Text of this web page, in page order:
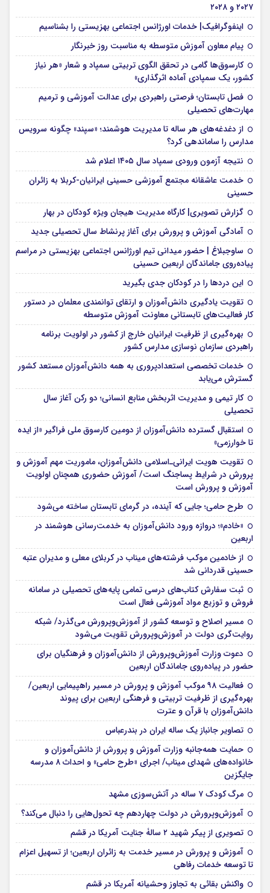
۲۰۲۷ و ۲۰۲۸
اینفوگرافیک| خدمات اورژانس اجتماعی بهزیستی را بشناسیم
پیام معاون آموزش متوسطه به مناسبت روز خبرنگار
کارسوق‌ها گامی در تحقق الگوی تربیتی سمپاد و شعار «هر نیاز
کشور، یک سمپادی آماده اثرگذاری»
فصل تابستان؛ فرصتی راهبردی برای عدالت آموزشی و ترمیم
مهارت‌های تحصیلی
از دغدغه‌های هر ساله تا مدیریت هوشمند؛ «سپند» چگونه سرویس
مدارس را ساماندهی کرد؟
نتیجه آزمون ورودی سمپاد سال ۱۴۰۵ اعلام شد
خدمت عاشقانه مجتمع آموزشی‌ حسینی ایرانیان-کربلا به زائران
حسینی
گزارش تصویری| کارگاه مدیریت هیجان ویژه کودکان در بهار
آمادگی آموزش و پرورش برای آغاز پرنشاط سال تحصیلی جدید
ساوجبلاغ | حضور میدانی تیم اورژانس اجتماعی بهزیستی در مراسم
پیاده‌روی جاماندگان اربعین حسینی
این درد‌ها را در کودکان جدی بگیرید
تقویت یادگیری دانش‌آموزان و ارتقای توانمندی معلمان در دستور
کار فعالیت‌های تابستانی معاونت آموزش متوسطه
بهره‌گیری از ظرفیت ایرانیان خارج از کشور در اولویت برنامه
راهبردی سازمان نوسازی مدارس کشور
خدمات تخصصی استعدادپروری به همه دانش‌آموزان مستعد کشور
گسترش می‌یابد
کار تیمی و مدیریت اثربخش منابع انسانی؛ دو رکن آغاز سال
تحصیلی
استقبال گسترده دانش‌آموزان از دومین کارسوق ملی فراگیر «از ایده
تا خوارزمی»
تقویت هویت ایرانی‌ـ‌اسلامی دانش‌آموزان، ماموریت مهم آموزش و
پرورش در شرایط پساجنگ است/ آموزش حضوری همچنان اولویت
آموزش و پرورش است
طرح حامی؛ جایی که آینده، در گرمای تابستان ساخته می‌شود
«خادم»؛ دروازه ورود دانش‌آموزان به خدمت‌رسانی هوشمند در
اربعین
از خادمین موکب فرشته‌های میناب در کربلای معلی و مدیران عتبه
حسینی قدردانی شد
ثبت سفارش کتاب‌های درسی تمامی پایه‌های تحصیلی در سامانه
فروش و توزیع مواد آموزشی فعال است
مسیر اصلاح و توسعه کشور از آموزش‌وپرورش می‌گذرد/ شبکه
روایت‌‌گری دولت در آموزش‌وپرورش تقویت می‌شود
دعوت وزارت آموزش‌وپرورش از دانش‌آموزان و فرهنگیان برای
حضور در پیاده‌روی جاماندگان اربعین
فعالیت ۹۸ موکب آموزش و پرورش در مسیر راهپیمایی اربعین/
بهره‌گیری از ظرفیت تربیتی و فرهنگی اربعین برای پیوند
دانش‌آموزان با قرآن و عترت
تصاویر جانباز یک ساله ایران در بندرعباس
حمایت همه‌جانبه وزارت آموزش و پرورش از دانش‌آموزان و
خانواده‌های شهدای میناب/ اجرای «طرح حامی» و احداث ۸ مدرسه
جایگزین
مرگ کودک ۷ ساله در آتش‌سوزی مشهد
آموزش‌وپرورش در دولت چهاردهم چه تحول‌هایی را دنبال می‌کند؟
تصویری از پیکر شهید ۲ سالۀ جنایت آمریکا در قشم
آموزش و پرورش در مسیر خدمت به زائران اربعین؛ از تسهیل اعزام
تا توسعه خدمات رفاهی
واکنش بقائی به تجاوز وحشیانه آمریکا در قشم